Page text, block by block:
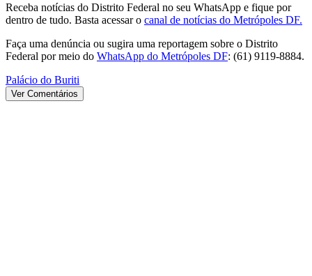
Receba notícias do Distrito Federal no seu WhatsApp e fique por
dentro de tudo. Basta acessar o canal de notícias do Metrópoles DF.
Faça uma denúncia ou sugira uma reportagem sobre o Distrito
Federal por meio do WhatsApp do Metrópoles DF: (61) 9119-8884.
Palácio do Buriti
Ver Comentários